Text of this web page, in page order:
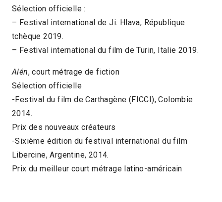
Sélection officielle :
– Festival international de Ji. Hlava, République
tchèque 2019.
– Festival international du film de Turin, Italie 2019.
Alén, court métrage de fiction
Sélection officielle
-Festival du film de Carthagène (FICCI), Colombie
2014.
Prix des nouveaux créateurs
-Sixième édition du festival international du film
Libercine, Argentine, 2014.
Prix du meilleur court métrage latino-américain